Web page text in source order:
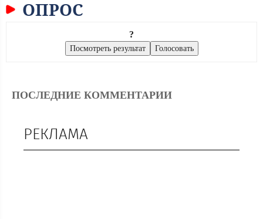
ОПРОС
?
ПОСЛЕДНИЕ КОММЕНТАРИИ
РЕКЛАМА